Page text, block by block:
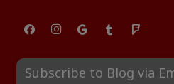
Subscribe to Blog via